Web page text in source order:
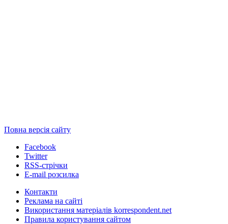
Повна версія сайту
Facebook
Twitter
RSS-стрічки
E-mail розсилка
Контакти
Реклама на сайті
Використання матеріалів korrespondent.net
Правила користування сайтом